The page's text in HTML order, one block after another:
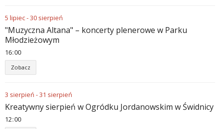
5 lipiec-30 sierpień
"Muzyczna Altana" – koncerty plenerowe w Parku
Młodzieżowym
16:00
Zobacz
3 sierpień -31 sierpień
Kreatywny sierpień w Ogródku Jordanowskim w Świdnicy
12:00